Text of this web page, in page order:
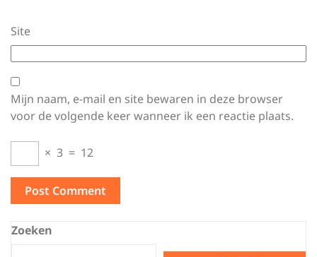
Site
Mijn naam, e-mail en site bewaren in deze browser
voor de volgende keer wanneer ik een reactie plaats.
× 3 = 12
Zoeken